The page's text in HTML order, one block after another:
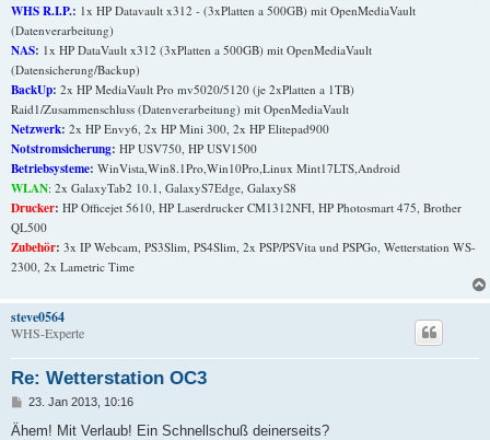
WHS R.I.P.: 1x HP Datavault x312 - (3xPlatten a 500GB) mit OpenMediaVault
(Datenverarbeitung)
NAS: 1x HP DataVault x312 (3xPlatten a 500GB) mit OpenMediaVault
(Datensicherung/Backup)
BackUp: 2x HP MediaVault Pro mv5020/5120 (je 2xPlatten a 1TB)
Raid1/Zusammenschluss (Datenverarbeitung) mit OpenMediaVault
Netzwerk: 2x HP Envy6, 2x HP Mini 300, 2x HP Elitepad900
Notstromsicherung: HP USV750, HP USV1500
Betriebsysteme: WinVista,Win8.1Pro,Win10Pro,Linux Mint17LTS,Android
WLAN: 2x GalaxyTab2 10.1, GalaxyS7Edge, GalaxyS8
Drucker: HP Officejet 5610, HP Laserdrucker CM1312NFI, HP Photosmart 475, Brother
QL500
Zubehör: 3x IP Webcam, PS3Slim, PS4Slim, 2x PSP/PSVita und PSPGo, Wetterstation WS-
2300, 2x Lametric Time
steve0564
WHS-Experte
Re: Wetterstation OC3
B
i
23. Jan 2013, 10:16
Ähem! Mit Verlaub! Ein Schnellschuß deinerseits?